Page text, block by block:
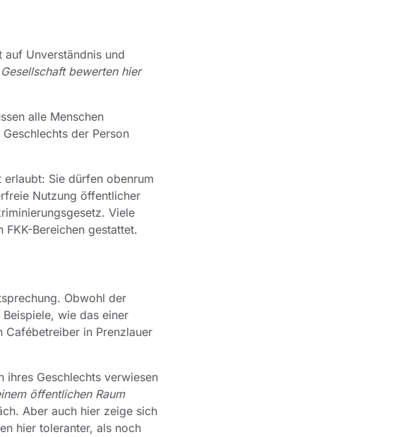
Unverständnis und
bewerten hier
alle Menschen
der Person
Sie dürfen obenrum
Nutzung öffentlicher
Viele
Bereichen gestattet.
Obwohl der
wie das einer
Cafébetreiber in Prenzlauer
ihres Geschlechts verwiesen
öffentlichen Raum
Aber auch hier zeige sich
hier toleranter, als noch